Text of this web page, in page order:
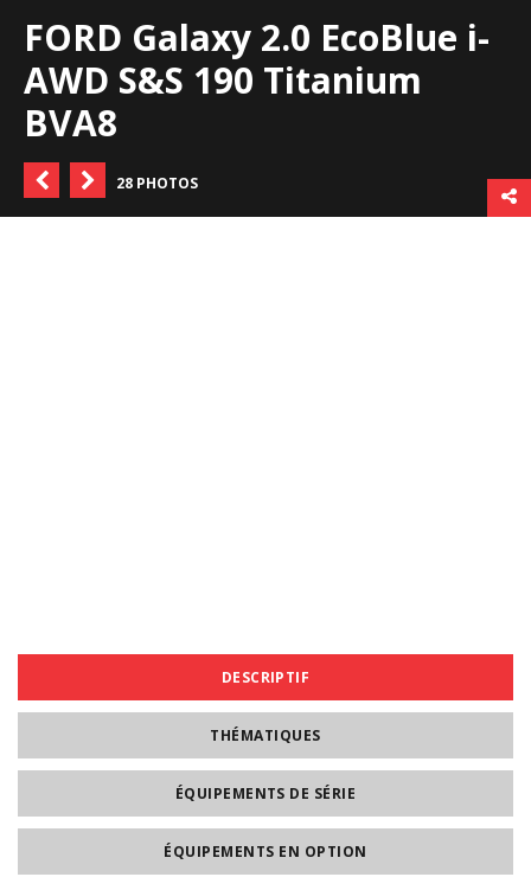
FORD Galaxy 2.0 EcoBlue i-
AWD S&S 190 Titanium
BVA8
28 PHOTOS
DESCRIPTIF
THÉMATIQUES
ÉQUIPEMENTS DE SÉRIE
ÉQUIPEMENTS EN OPTION